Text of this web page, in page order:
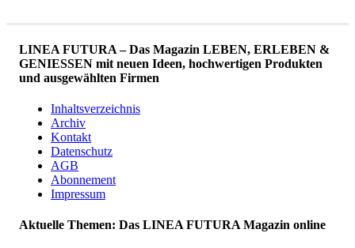
LINEA FUTURA – Das Magazin LEBEN, ERLEBEN &
GENIESSEN mit neuen Ideen, hochwertigen Produkten
und ausgewählten Firmen
Inhaltsverzeichnis
Archiv
Kontakt
Datenschutz
AGB
Abonnement
Impressum
Aktuelle Themen: Das LINEA FUTURA Magazin online